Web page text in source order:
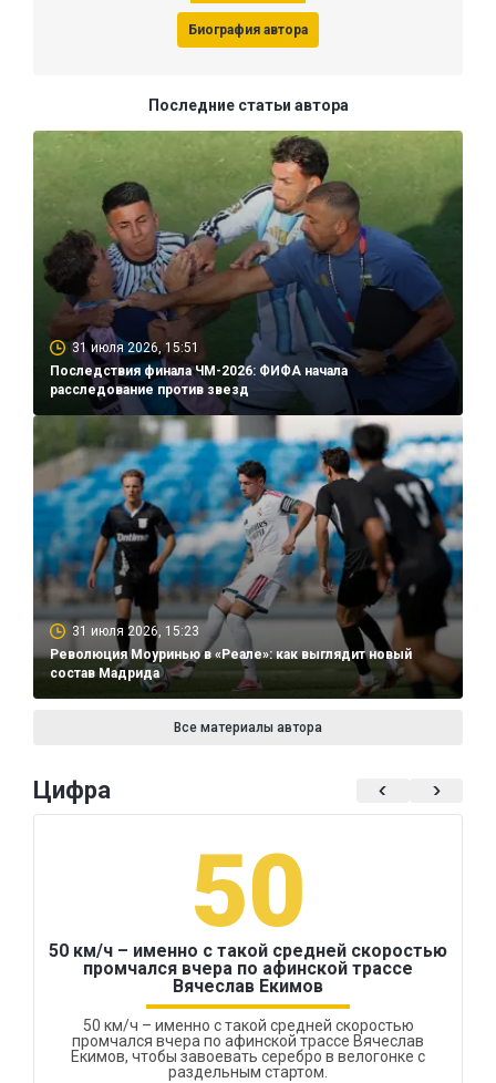
Биография автора
Последние статьи автора
31 июля 2026, 15:51
Последствия финала ЧМ-2026: ФИФА начала
расследование против звезд
31 июля 2026, 15:23
Революция Моуринью в «Реале»: как выглядит новый
состав Мадрида
Все материалы автора
Цифра
50
50 км/ч – именно с такой средней скоростью
промчался вчера по афинской трассе
Вячеслав Екимов
50 км/ч – именно с такой средней скоростью
промчался вчера по афинской трассе Вячеслав
Екимов, чтобы завоевать серебро в велогонке с
раздельным стартом.